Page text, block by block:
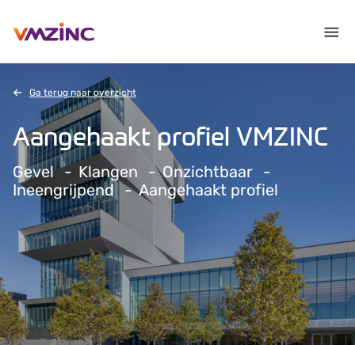
Ga terug naar overzicht
Aangehaakt profiel VMZINC
Gevel Klangen
Onzichtbaar
Ineengrijpend
Aangehaakt profiel